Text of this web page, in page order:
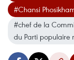
#Chansi
#chef de la
du Parti populaire